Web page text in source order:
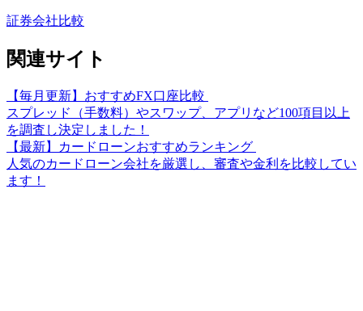
証券会社比較
関連サイト
【毎月更新】おすすめFX口座比較
スプレッド（手数料）やスワップ、アプリなど100項目以上
を調査し決定しました！
【最新】カードローンおすすめランキング
人気のカードローン会社を厳選し、審査や金利を比較してい
ます！